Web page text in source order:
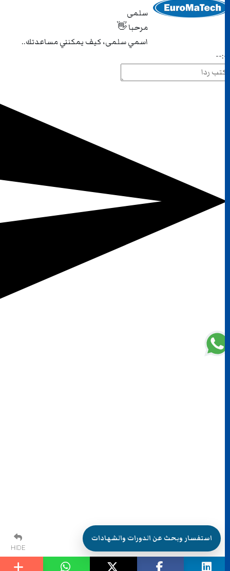
HIDE
سلمى
مرحبا 👋
اسمي سلمى، كيف يمكنني مساعدتك..
--
استفسار وبحث عن الدورات والشهادات